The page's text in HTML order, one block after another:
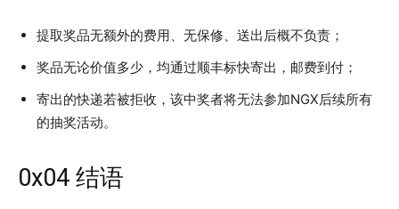
提取奖品无额外的费用、无保修、送出后概不负责；
奖品无论价值多少，均通过顺丰标快寄出，邮费到付；
寄出的快递若被拒收，该中奖者将无法参加NGX后续所有
的抽奖活动。
0x04 结语